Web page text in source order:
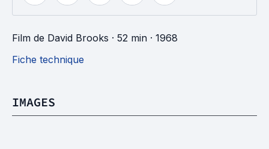
Film de David Brooks · 52 min · 1968
Fiche technique
IMAGES